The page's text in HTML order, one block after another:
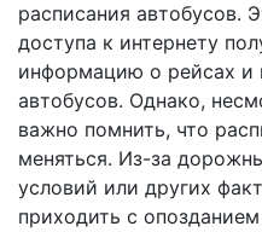
расписания автобусов.
доступа к интернету
информацию о рейсах и
автобусов. Однако,
важно помнить, что
меняться. Из-за
условий или других
приходить с